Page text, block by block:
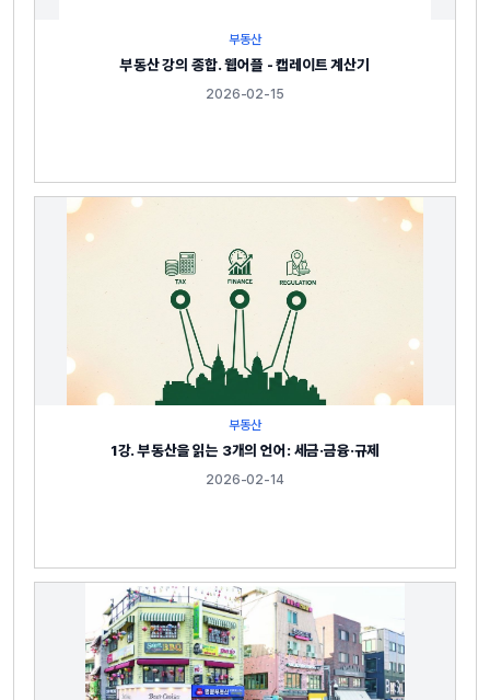
부동산
부동산 강의 종합. 웹어플 - 캡레이트 계산기
2026-02-15
부동산
1강. 부동산을 읽는 3개의 언어: 세금·금융·규제
2026-02-14